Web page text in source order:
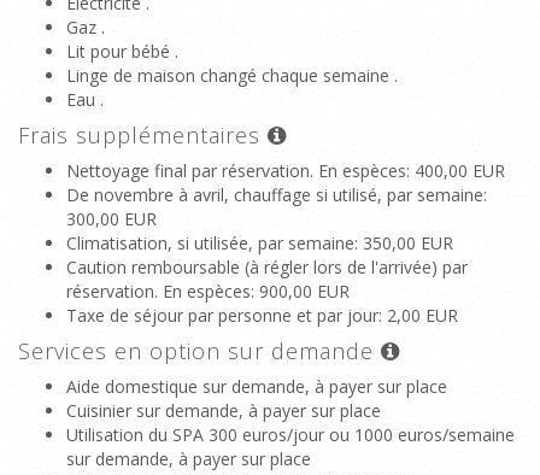
Gaz .
Lit pour bébé .
Linge de maison changé chaque semaine .
Eau .
Frais supplémentaires
Nettoyage final par réservation. En espèces: 400,00 EUR
De novembre à avril, chauffage si utilisé, par semaine:
300,00 EUR
Climatisation, si utilisée, par semaine: 350,00 EUR
Caution remboursable (à régler lors de l'arrivée) par
réservation. En espèces: 900,00 EUR
Taxe de séjour par personne et par jour: 2,00 EUR
Services en option sur demande
Aide domestique sur demande, à payer sur place
Cuisinier sur demande, à payer sur place
Utilisation du SPA 300 euros/jour ou 1000 euros/semaine
sur demande, à payer sur place